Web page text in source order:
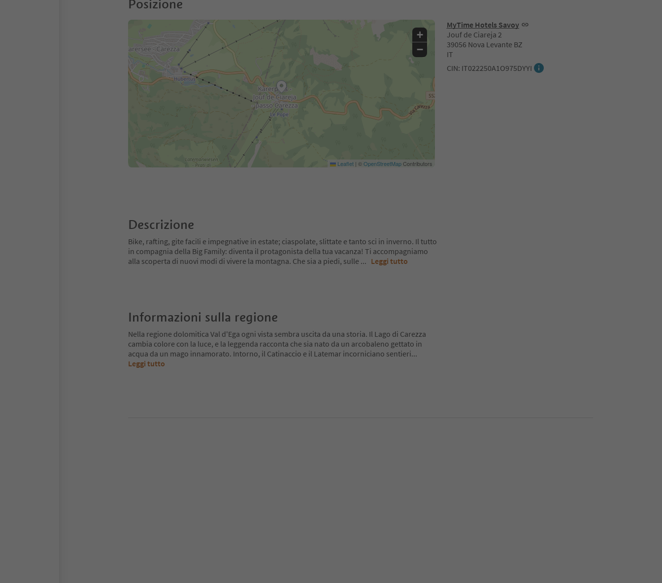
Posizione
MyTime Hotels Savoy
Jouf de Ciareja 2
39056 Nova Levante BZ
IT
CIN: IT022250A1O975DYYI
+
−
Leaflet | ©OpenStreetMapContributors
Descrizione
Bike, rafting, gite facili e impegnative in estate; ciaspolate, slittate e tanto sci in inverno. Il tutto
in compagnia della Big Family: diventa il protagonista della tua vacanza! Ti accompagniamo
alla scoperta di nuovi modi di vivere la montagna. Che sia a piedi, sulle ... Leggi tutto
Informazioni sulla regione
Nella regione dolomitica Val d'Ega ogni vista sembra uscita da una storia. Il Lago di Carezza
cambia colore con la luce, e la leggenda racconta che sia nato da un arcobaleno gettato in
acqua da un mago innamorato. Intorno, il Catinaccio e il Latemar incorniciano sentieri...
Leggi tutto